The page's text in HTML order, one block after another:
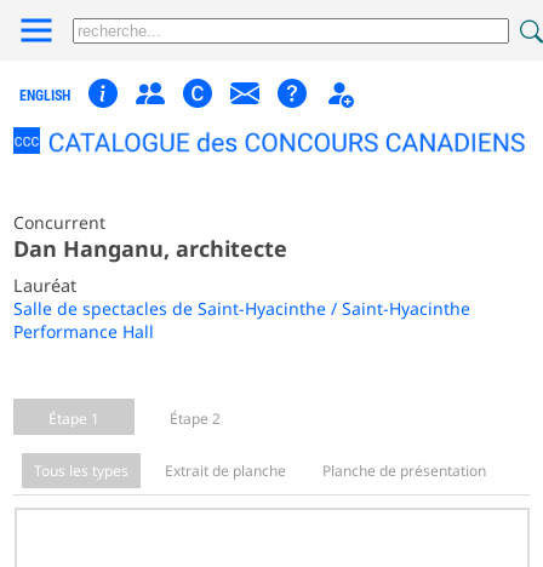
ENGLISH
Concurrent
Dan Hanganu, architecte
Lauréat
Salle de spectacles de Saint-Hyacinthe / Saint-Hyacinthe
Performance Hall
Étape 1 Étape 2
Tous les types Extrait de planche Planche de présentation